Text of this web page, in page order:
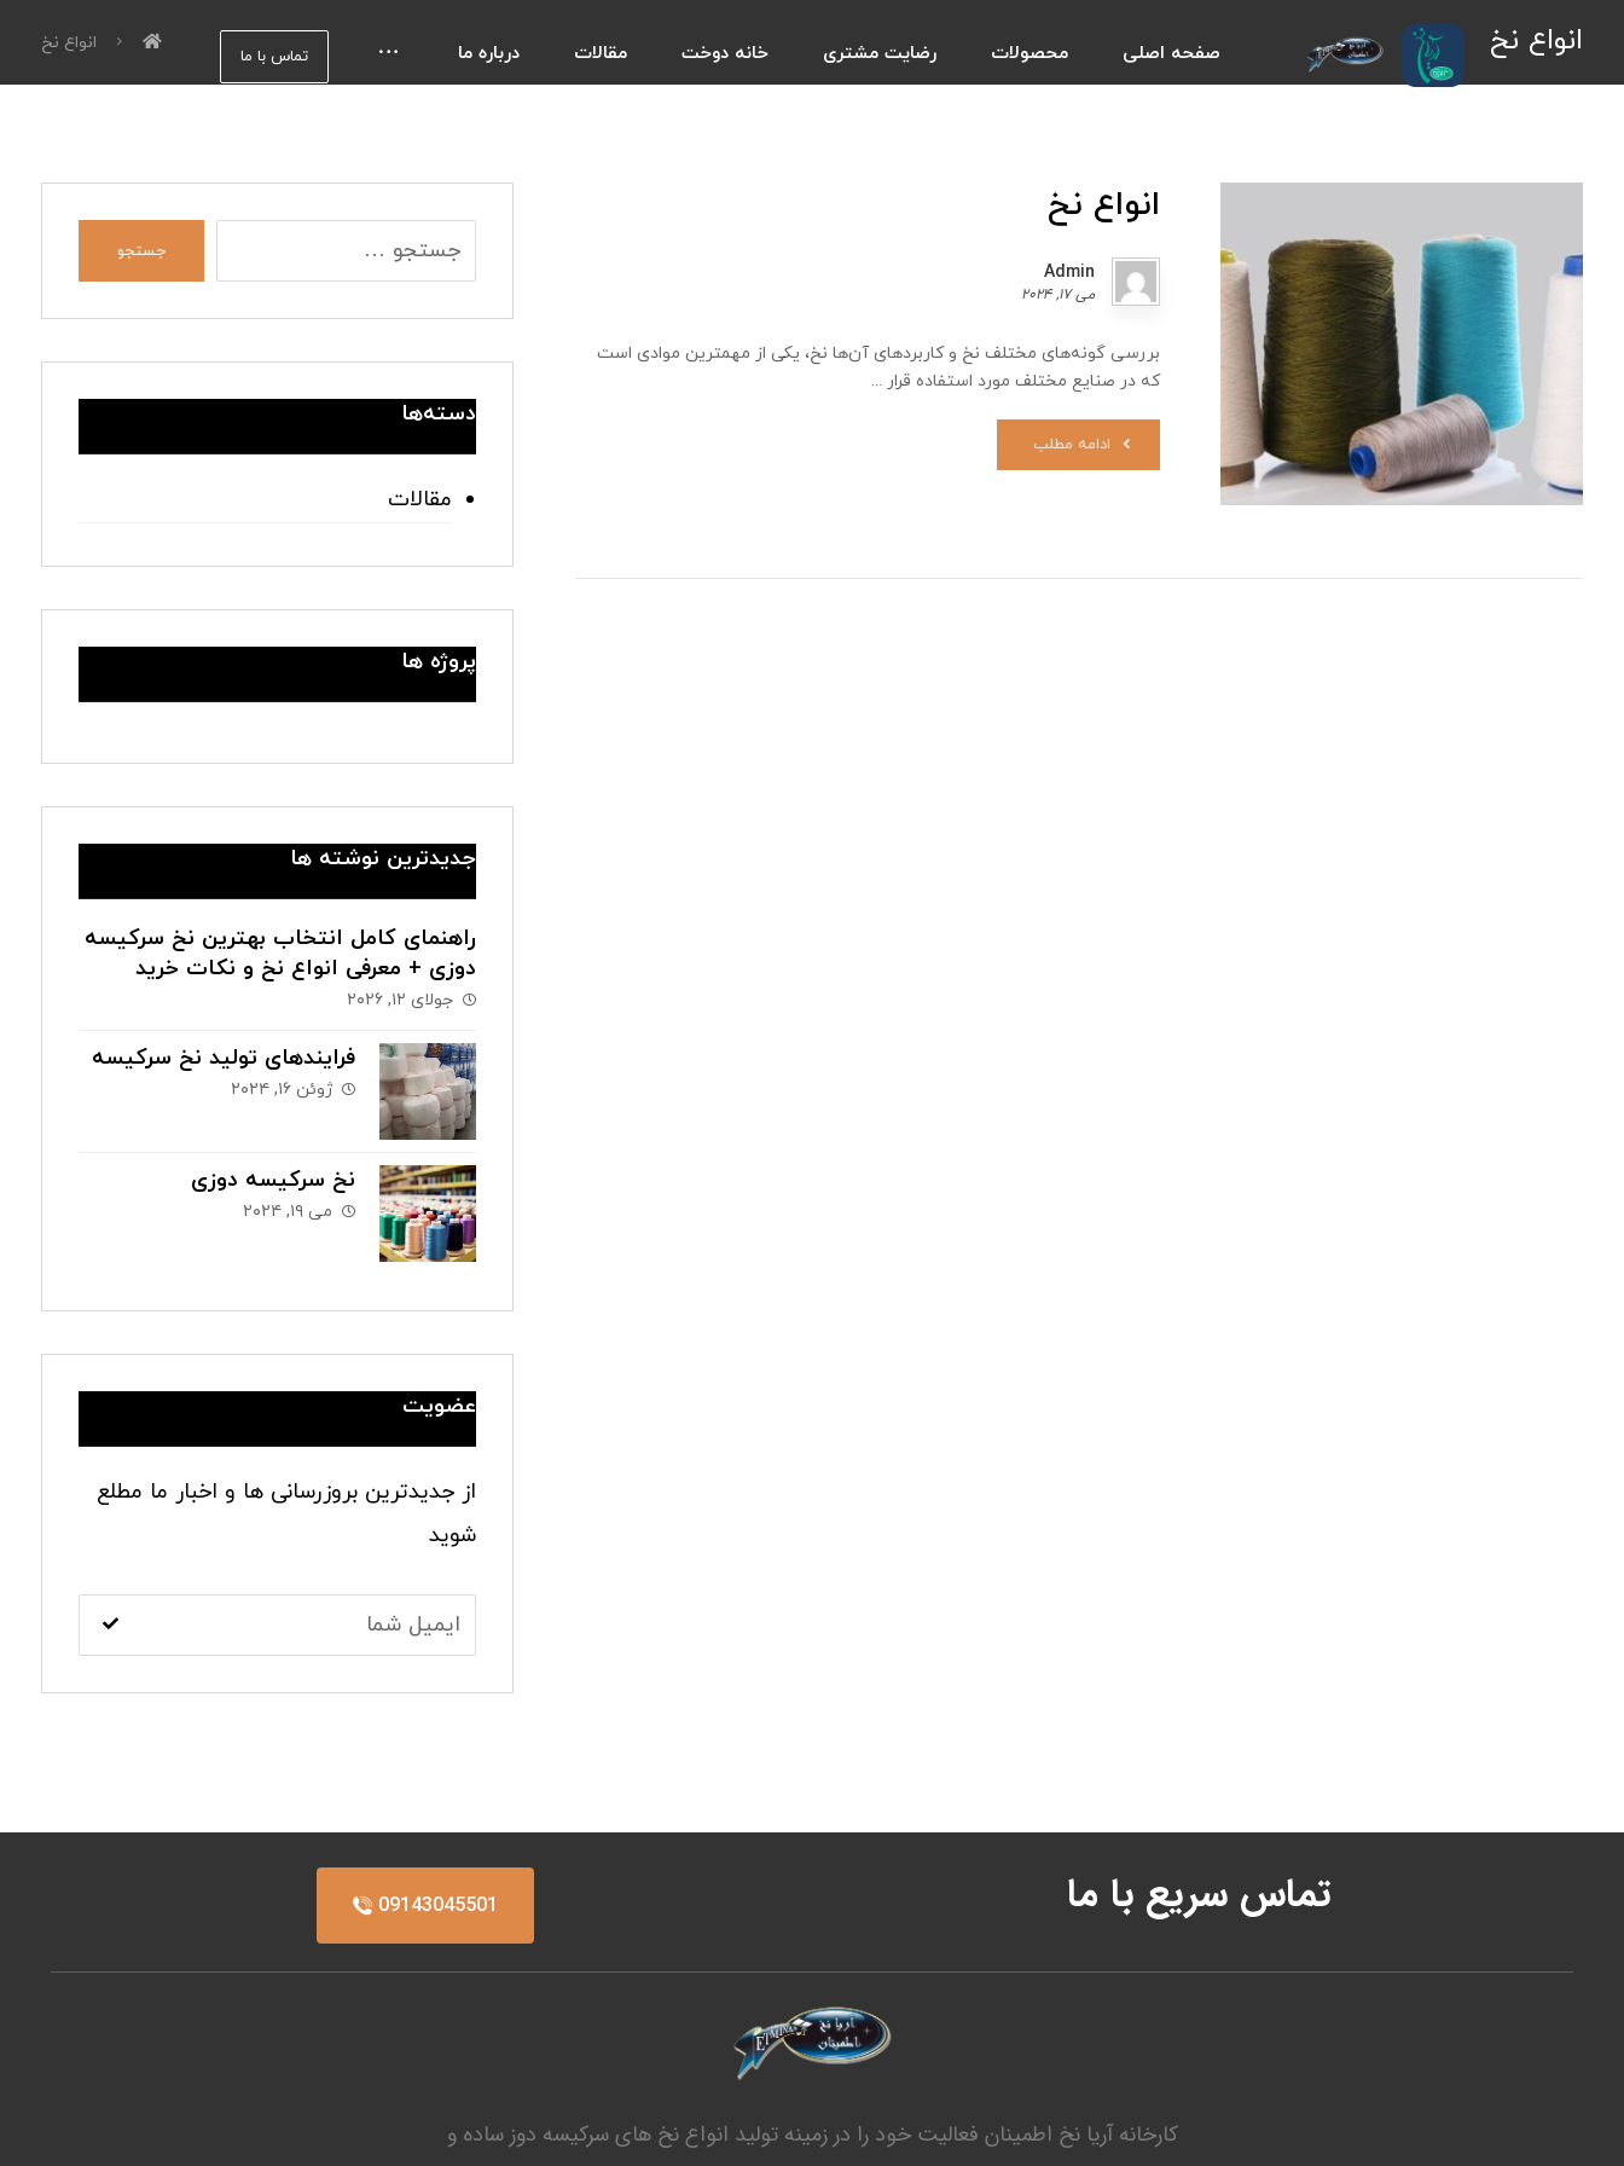
صفحه اصلی محصولات رضایت مشتری خانه دوخت مقالات درباره ما تماس با ما انواع نخ انواع نخ
انواع نخ
Admin
می ۱۷, ۲۰۲۴
بررسی گونه‌های مختلف نخ و کاربردهای آن‌ها نخ، یکی از مهمترین موادی است
که در صنایع مختلف مورد استفاده قرار ...
ادامه مطلب
جستجو
دسته‌ها
مقالات
پروژه ها
جدیدترین نوشته ها
راهنمای کامل انتخاب بهترین نخ سرکیسه
دوزی + معرفی انواع نخ و نکات خرید
جولای ۱۲, ۲۰۲۶
فرایندهای تولید نخ سرکیسه
ژوئن ۱۶, ۲۰۲۴
نخ سرکیسه دوزی
می ۱۹, ۲۰۲۴
عضویت
از جدیدترین بروزرسانی ها و اخبار ما مطلع
شوید
تماس سریع با ما 09143045501
کارخانه آریا نخ اطمینان فعالیت خود را در زمینه تولید انواع نخ های سرکیسه دوز ساده و